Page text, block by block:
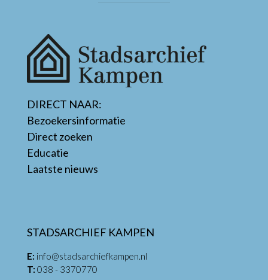
DIRECT NAAR:
Bezoekersinformatie
Direct zoeken
Educatie
Laatste nieuws
STADSARCHIEF KAMPEN
E: info@stadsarchiefkampen.nl
T: 038 - 3370770